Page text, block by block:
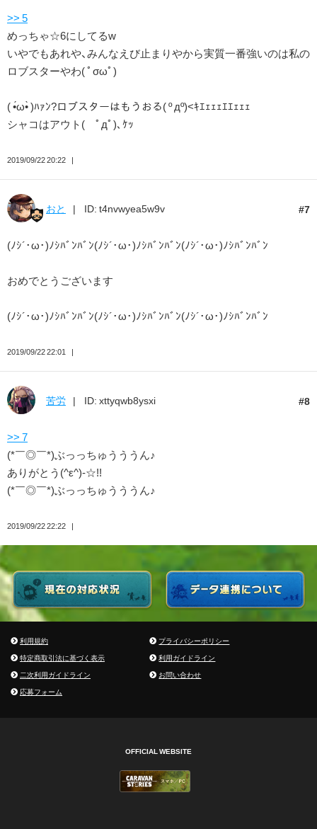
>> 5
めっちゃ☆6にしてるw
いやでもあれや、みんなえび止まりやから実質一番強いのは私の
ロブスターやわ( ﾟσωﾟ)
( •́ω•̀ )ﾊｧﾝ?ロブスターはもうおる( º дº)<ｷｴｪｪｪｴｴｪｪｪ
シャコはアウト( ﾟдﾟ)､ｹｯ
2019/09/22 20:22
7
おと ID: t4nvwyea5w9v
(ﾉｼ´･ω･)ﾉｼﾊﾞﾝﾊﾞﾝ(ﾉｼ´･ω･)ﾉｼﾊﾞﾝﾊﾞﾝ(ﾉｼ´･ω･)ﾉｼﾊﾞﾝﾊﾞﾝ
おめでとうございます
(ﾉｼ´･ω･)ﾉｼﾊﾞﾝﾊﾞﾝ(ﾉｼ´･ω･)ﾉｼﾊﾞﾝﾊﾞﾝ(ﾉｼ´･ω･)ﾉｼﾊﾞﾝﾊﾞﾝ
2019/09/22 22:01
8
苦労 ID: xttyqwb8ysxi
>> 7
(*￣◎￣*)ぶっっちゅうううん♪
ありがとう(^ε^)-☆!!
(*￣◎￣*)ぶっっちゅうううん♪
2019/09/22 22:22
利用規約
プライバシーポリシー
特定商取引法に基づく表示
利用ガイドライン
二次利用ガイドライン
お問い合わせ
応募フォーム
OFFICIAL WEBSITE